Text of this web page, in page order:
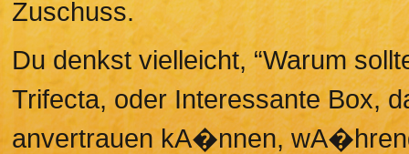
Zuschuss.
Du denkst vielleicht, “Warum
Trifecta, oder Interessante Box,
anvertrauen kA�nnen,